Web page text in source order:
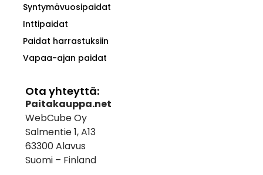
Syntymävuosipaidat
Inttipaidat
Paidat harrastuksiin
Vapaa-ajan paidat
Ota yhteyttä:
Paitakauppa.net
WebCube Oy
Salmentie 1, A13
63300 Alavus
Suomi – Finland